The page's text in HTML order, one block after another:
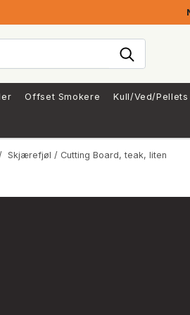
Offset Smokere Kull/Ved/Pellets
/ Skjærefjøl / Cutting Board, teak, liten